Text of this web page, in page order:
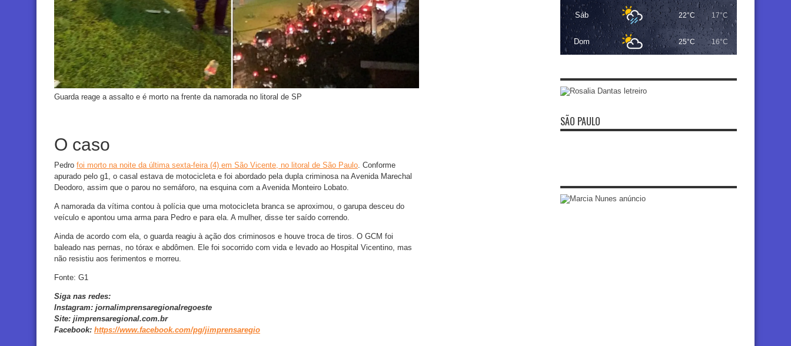
Guarda reage a assalto e é morto na frente da namorada no litoral de SP
O caso
Pedro foi morto na noite da última sexta-feira (4) em São Vicente, no litoral de São Paulo. Conforme
apurado pelo g1, o casal estava de motocicleta e foi abordado pela dupla criminosa na Avenida Marechal
Deodoro, assim que o parou no semáforo, na esquina com a Avenida Monteiro Lobato.
A namorada da vítima contou à polícia que uma motocicleta branca se aproximou, o garupa desceu do
veículo e apontou uma arma para Pedro e para ela. A mulher, disse ter saído correndo.
Ainda de acordo com ela, o guarda reagiu à ação dos criminosos e houve troca de tiros. O GCM foi
baleado nas pernas, no tórax e abdômen. Ele foi socorrido com vida e levado ao Hospital Vicentino, mas
não resistiu aos ferimentos e morreu.
Fonte: G1
Siga nas redes:
Instagram: jornalimprensaregionalregoeste
Site: jimprensaregional.com.br
Facebook: https://www.facebook.com/pg/jimprensaregio
Sáb 22°C 17°C
Dom 25°C 16°C
SÃO PAULO